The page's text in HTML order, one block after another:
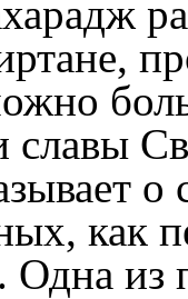
славы
о
как
Одна